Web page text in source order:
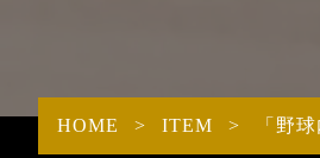
HOME > ITEM > 「野